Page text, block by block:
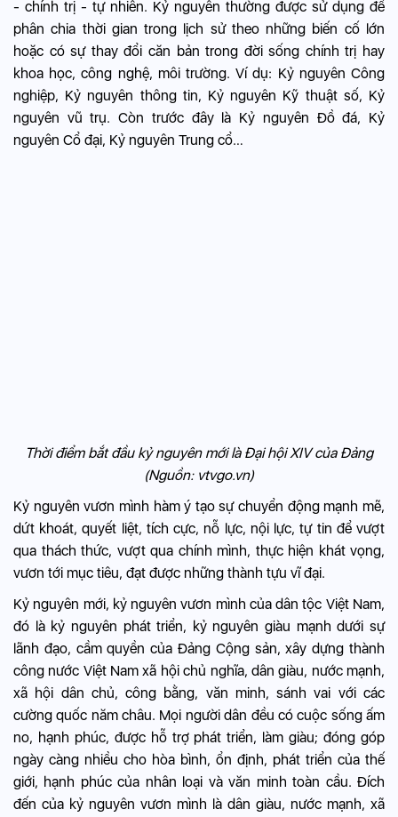
- chính trị - tự nhiên. Kỷ nguyên thường được sử dụng để
phân chia thời gian trong lịch sử theo những biến cố lớn
hoặc có sự thay đổi căn bản trong đời sống chính trị hay
khoa học, công nghệ, môi trường. Ví dụ: Kỷ nguyên Công
nghiệp, Kỷ nguyên thông tin, Kỷ nguyên Kỹ thuật số, Kỷ
nguyên vũ trụ. Còn trước đây là Kỷ nguyên Đồ đá, Kỷ
nguyên Cổ đại, Kỷ nguyên Trung cổ…
Thời điểm bắt đầu kỷ nguyên mới là Đại hội XIV của Đảng
(Nguồn: vtvgo.vn)
Kỷ nguyên vươn mình hàm ý tạo sự chuyển động mạnh mẽ,
dứt khoát, quyết liệt, tích cực, nỗ lực, nội lực, tự tin để vượt
qua thách thức, vượt qua chính mình, thực hiện khát vọng,
vươn tới mục tiêu, đạt được những thành tựu vĩ đại.
Kỷ nguyên mới, kỷ nguyên vươn mình của dân tộc Việt Nam,
đó là kỷ nguyên phát triển, kỷ nguyên giàu mạnh dưới sự
lãnh đạo, cầm quyền của Đảng Cộng sản, xây dựng thành
công nước Việt Nam xã hội chủ nghĩa, dân giàu, nước mạnh,
xã hội dân chủ, công bằng, văn minh, sánh vai với các
cường quốc năm châu. Mọi người dân đều có cuộc sống ấm
no, hạnh phúc, được hỗ trợ phát triển, làm giàu; đóng góp
ngày càng nhiều cho hòa bình, ổn định, phát triển của thế
giới, hạnh phúc của nhân loại và văn minh toàn cầu. Đích
đến của kỷ nguyên vươn mình là dân giàu, nước mạnh, xã